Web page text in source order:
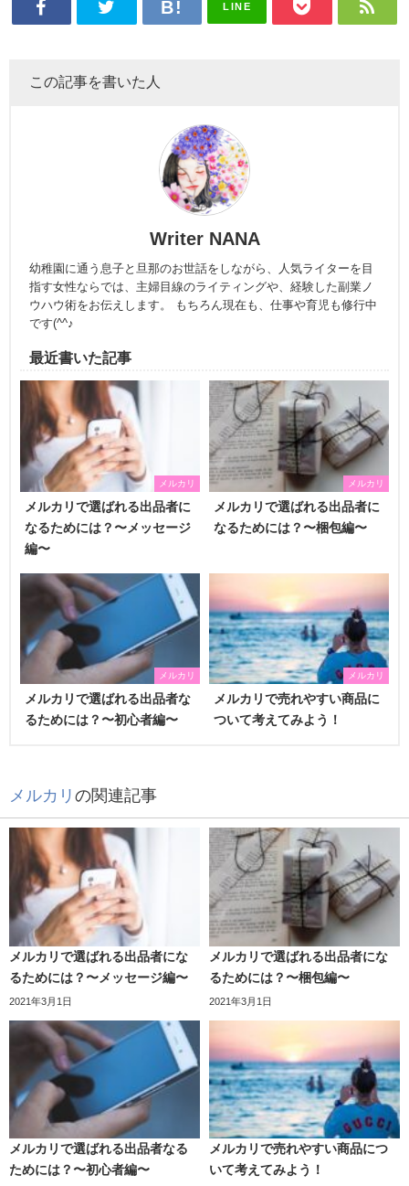
LINE
この記事を書いた人
Writer NANA
幼稚園に通う息子と旦那のお世話をしながら、人気ライターを目
指す女性ならでは、主婦目線のライティングや、経験した副業ノ
ウハウ術をお伝えします。 もちろん現在も、仕事や育児も修行中
です(^^♪
最近書いた記事
メルカリ
メルカリで選ばれる出品者に
なるためには？〜メッセージ
編〜
メルカリ
メルカリで選ばれる出品者に
なるためには？〜梱包編〜
メルカリ
メルカリで選ばれる出品者な
るためには？〜初心者編〜
メルカリ
メルカリで売れやすい商品に
ついて考えてみよう！
メルカリ の関連記事
メルカリで選ばれる出品者にな
るためには？〜メッセージ編〜
2021年3月1日
メルカリで選ばれる出品者にな
るためには？〜梱包編〜
2021年3月1日
メルカリで選ばれる出品者なる
ためには？〜初心者編〜
メルカリで売れやすい商品につ
いて考えてみよう！